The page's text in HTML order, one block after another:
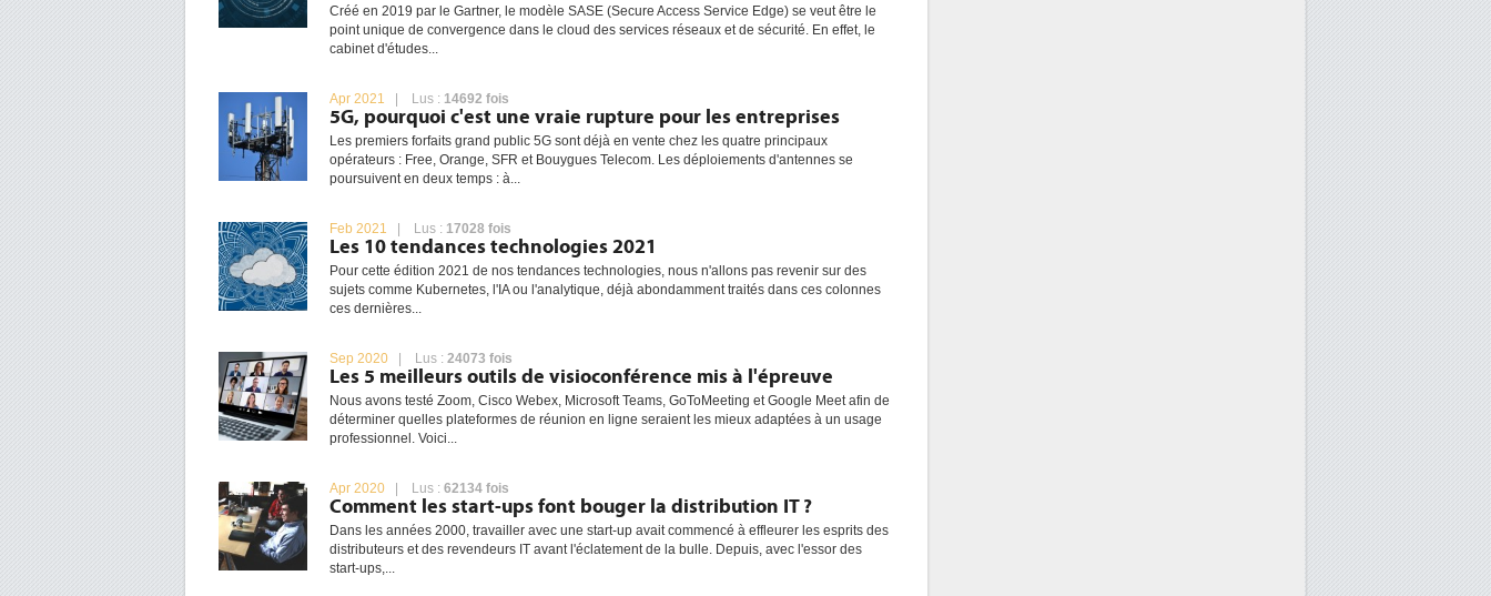
Créé en 2019 par le Gartner, le modèle SASE (Secure Access Service Edge) se veut être le
point unique de convergence dans le cloud des services réseaux et de sécurité. En effet, le
cabinet d'études...
Apr 2021 | Lus : 14692 fois
5G, pourquoi c'est une vraie rupture pour les entreprises
Les premiers forfaits grand public 5G sont déjà en vente chez les quatre principaux
opérateurs : Free, Orange, SFR et Bouygues Telecom. Les déploiements d'antennes se
poursuivent en deux temps : à...
Feb 2021 | Lus : 17028 fois
Les 10 tendances technologies 2021
Pour cette édition 2021 de nos tendances technologies, nous n'allons pas revenir sur des
sujets comme Kubernetes, l'IA ou l'analytique, déjà abondamment traités dans ces colonnes
ces dernières...
Sep 2020 | Lus : 24073 fois
Les 5 meilleurs outils de visioconférence mis à l'épreuve
Nous avons testé Zoom, Cisco Webex, Microsoft Teams, GoToMeeting et Google Meet afin de
déterminer quelles plateformes de réunion en ligne seraient les mieux adaptées à un usage
professionnel. Voici...
Apr 2020 | Lus : 62134 fois
Comment les start-ups font bouger la distribution IT ?
Dans les années 2000, travailler avec une start-up avait commencé à effleurer les esprits des
distributeurs et des revendeurs IT avant l'éclatement de la bulle. Depuis, avec l'essor des
start-ups,...